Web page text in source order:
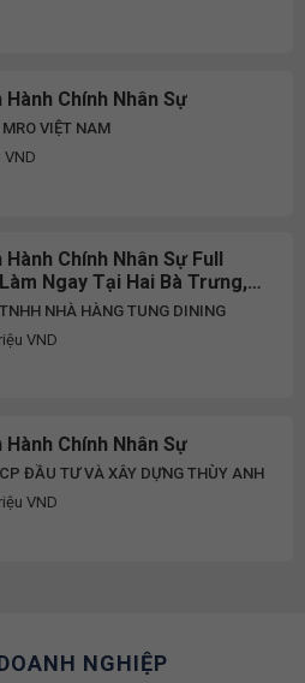
Hành Chính Nhân Sự
VIỆT NAM
VND
Hành Chính Nhân Sự Full
Ngay Tại Hai Bà Trưng,
NHÀ HÀNG TUNG DINING
VND
Hành Chính Nhân Sự
ĐẦU TƯ VÀ XÂY DỰNG THÙY ANH
VND
NGHIỆP